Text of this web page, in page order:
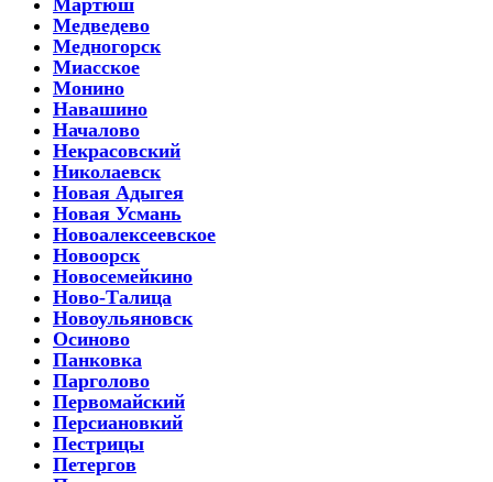
Медведево
Медногорск
Миасское
Монино
Навашино
Началово
Некрасовский
Николаевск
Новая Адыгея
Новая Усмань
Новоалексеевское
Новоорск
Новосемейкино
Ново-Талица
Новоульяновск
Осиново
Панковка
Парголово
Первомайский
Персиановкий
Пестрицы
Петергов